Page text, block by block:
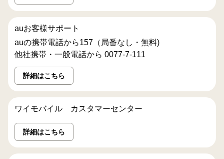
auお客様サポート
auの携帯電話から157（局番なし・無料)
他社携帯・一般電話から 0077-7-111
詳細はこちら
ワイモバイル カスタマーセンター
詳細はこちら